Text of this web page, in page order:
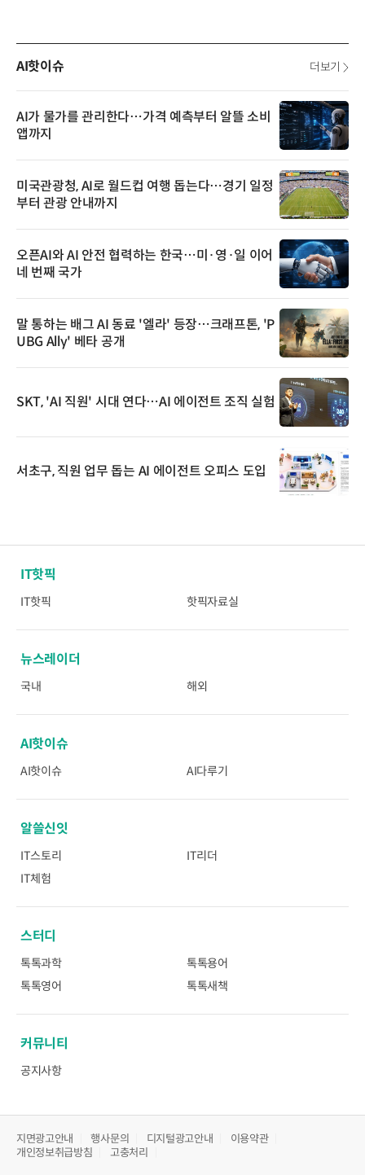
AI핫이슈 더보기
AI가 물가를 관리한다…가격 예측부터 알뜰 소비
앱까지
미국관광청, AI로 월드컵 여행 돕는다…경기 일정
부터 관광 안내까지
오픈AI와 AI 안전 협력하는 한국…미·영·일 이어
네 번째 국가
말 통하는 배그 AI 동료 '엘라' 등장…크래프톤, 'P
UBG Ally' 베타 공개
SKT, 'AI 직원' 시대 연다…AI 에이전트 조직 실험
서초구, 직원 업무 돕는 AI 에이전트 오피스 도입
IT핫픽
IT핫픽 핫픽자료실
뉴스레이더
국내 해외
AI핫이슈
AI핫이슈 AI다루기
알쓸신잇
IT스토리
IT리더
IT체험
스터디
톡톡과학
톡톡용어
톡톡영어
톡톡새책
커뮤니티
공지사항
지면광고안내 행사문의 디지털광고안내
이용약관
개인정보취급방침
고충처리